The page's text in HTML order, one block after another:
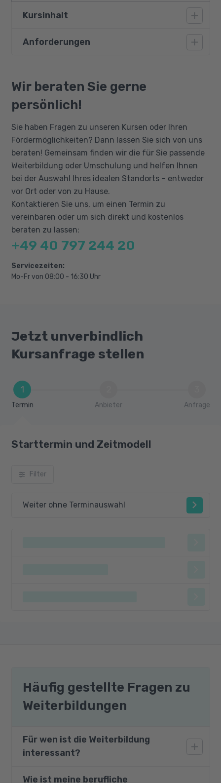
Kursinhalt
Projektorganisation, Methoden & Steuerung
Projektpläne formatieren & optimieren
Datenaustausch MS Project &
Projektcontrolling: Methoden & Praxis
Dokumentation & Projektumgebung
definieren
Terminmanagement & Projektansichten
Agile Methoden & agiles
Projektmanagement
Scrum: Rollen, Sprints, Artefakte &
Techniken
Produktvision & Backlog-Erstellung
Meetings
Priorisierung
Change-Management
Anforderungen
dem Niveau B2 sowie grundlegende PC-
Wir beraten Sie gerne
persönlich!
Sie haben Fragen zu unseren Kursen oder Ihren
Fördermöglichkeiten? Dann lassen Sie sich von uns
beraten! Gemeinsam finden wir die für Sie passende
Weiterbildung oder Umschulung und helfen Ihnen
bei der Auswahl Ihres idealen Standorts – entweder
vor Ort oder von zu Hause.
Kontaktieren Sie uns, um einen Termin zu
vereinbaren oder um sich direkt und kostenlos
beraten zu lassen:
+49 40 797 244 20
Servicezeiten:
Mo-Fr von 08:00 - 16:30 Uhr
Jetzt unverbindlich
Kursanfrage stellen
1
Termin Anbieter Anfrage
Starttermin und Zeitmodell
Filter
Weiter ohne Terminauswahl
Häufig gestellte Fragen zu
Weiterbildungen
Für wen ist die Weiterbildung
interessant?
Dieser Kurs richtet sich an Personen, die sich
Wie ist meine berufliche